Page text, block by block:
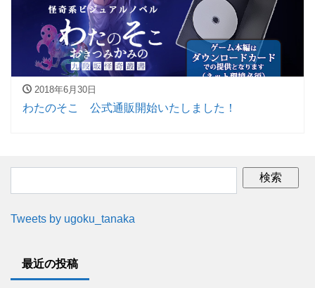
2018年6月30日
わたのそこ 公式通販開始いたしました！
Tweets by ugoku_tanaka
最近の投稿